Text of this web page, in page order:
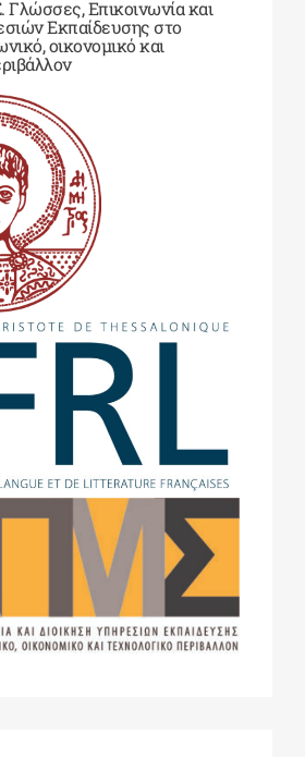
Επικοινωνία και
Εκπαίδευσης στο
οικονομικό και